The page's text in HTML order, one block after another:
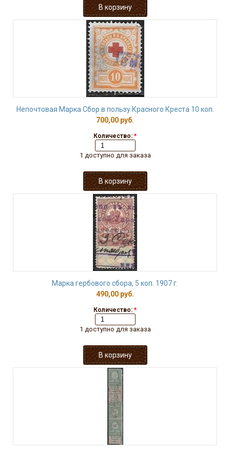
Непочтовая Марка Сбор в пользу Красного Креста 10 коп.
700,00 руб.
Количество: *
1 доступно для заказа
Марка гербового сбора, 5 коп. 1907 г.
490,00 руб.
Количество: *
1 доступно для заказа